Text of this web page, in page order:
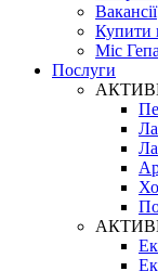
Вакансії
Купити
Міс
Послуги